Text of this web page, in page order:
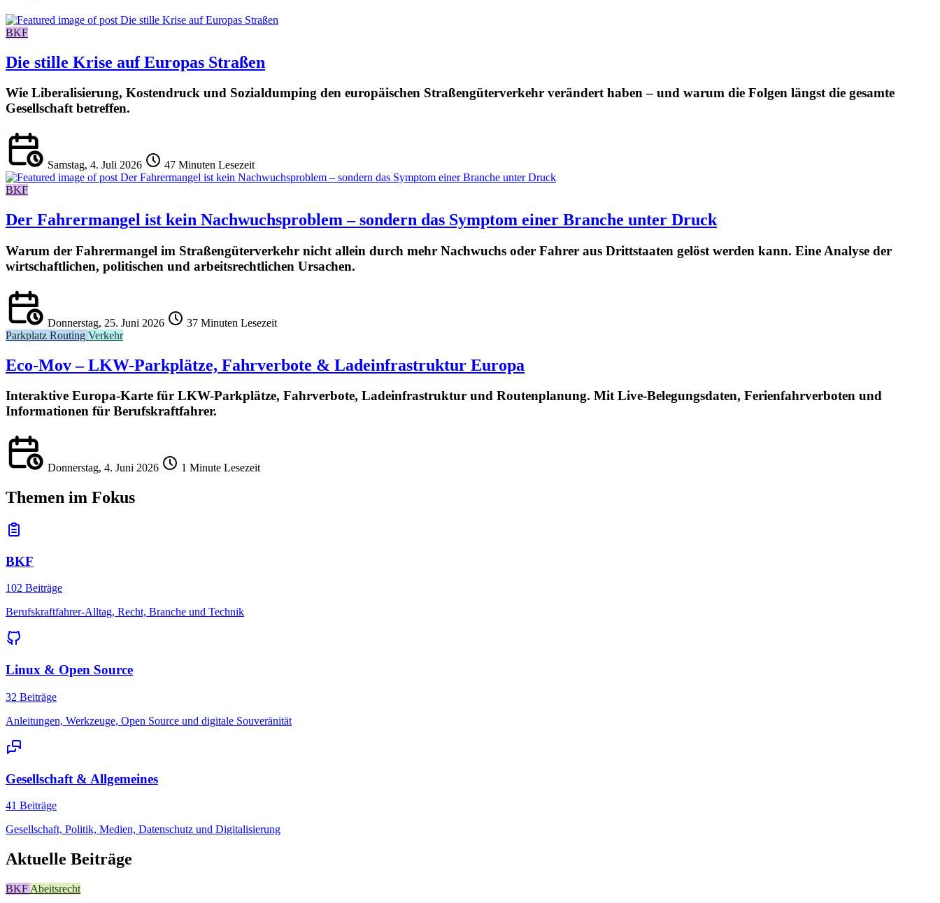
BKF
Die stille Krise auf Europas Straßen
Wie Liberalisierung, Kostendruck und Sozialdumping den europäischen Straßengüterverkehr verändert haben – und warum die Folgen längst die gesamte
Gesellschaft betreffen.
Samstag, 4. Juli 2026 47 Minuten Lesezeit
BKF
Der Fahrermangel ist kein Nachwuchsproblem – sondern das Symptom einer Branche unter Druck
Warum der Fahrermangel im Straßengüterverkehr nicht allein durch mehr Nachwuchs oder Fahrer aus Drittstaaten gelöst werden kann. Eine Analyse der
wirtschaftlichen, politischen und arbeitsrechtlichen Ursachen.
Donnerstag, 25. Juni 2026
37 Minuten Lesezeit
Parkplatz Routing Verkehr
Eco-Mov – LKW-Parkplätze, Fahrverbote & Ladeinfrastruktur Europa
Interaktive Europa-Karte für LKW-Parkplätze, Fahrverbote, Ladeinfrastruktur und Routenplanung. Mit Live-Belegungsdaten, Ferienfahrverboten und
Informationen für Berufskraftfahrer.
Donnerstag, 4. Juni 2026 1 Minute Lesezeit
Themen im Fokus
BKF
102 Beiträge
Berufskraftfahrer-Alltag, Recht, Branche und Technik
Linux & Open Source
32 Beiträge
Anleitungen, Werkzeuge, Open Source und digitale Souveränität
Gesellschaft & Allgemeines
41 Beiträge
Gesellschaft, Politik, Medien, Datenschutz und Digitalisierung
Aktuelle Beiträge
BKF Abeitsrecht